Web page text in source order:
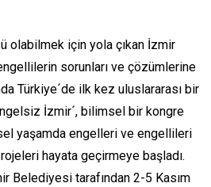
olabilmek için yola çıkan İzmir
sorunları ve çözümlerine
Türkiye´de ilk kez uluslararası bir
İzmir´, bilimsel bir kongre
yaşamda engelleri ve engellileri
hayata geçirmeye başladı.
Belediyesi tarafından 2-5 Kasım